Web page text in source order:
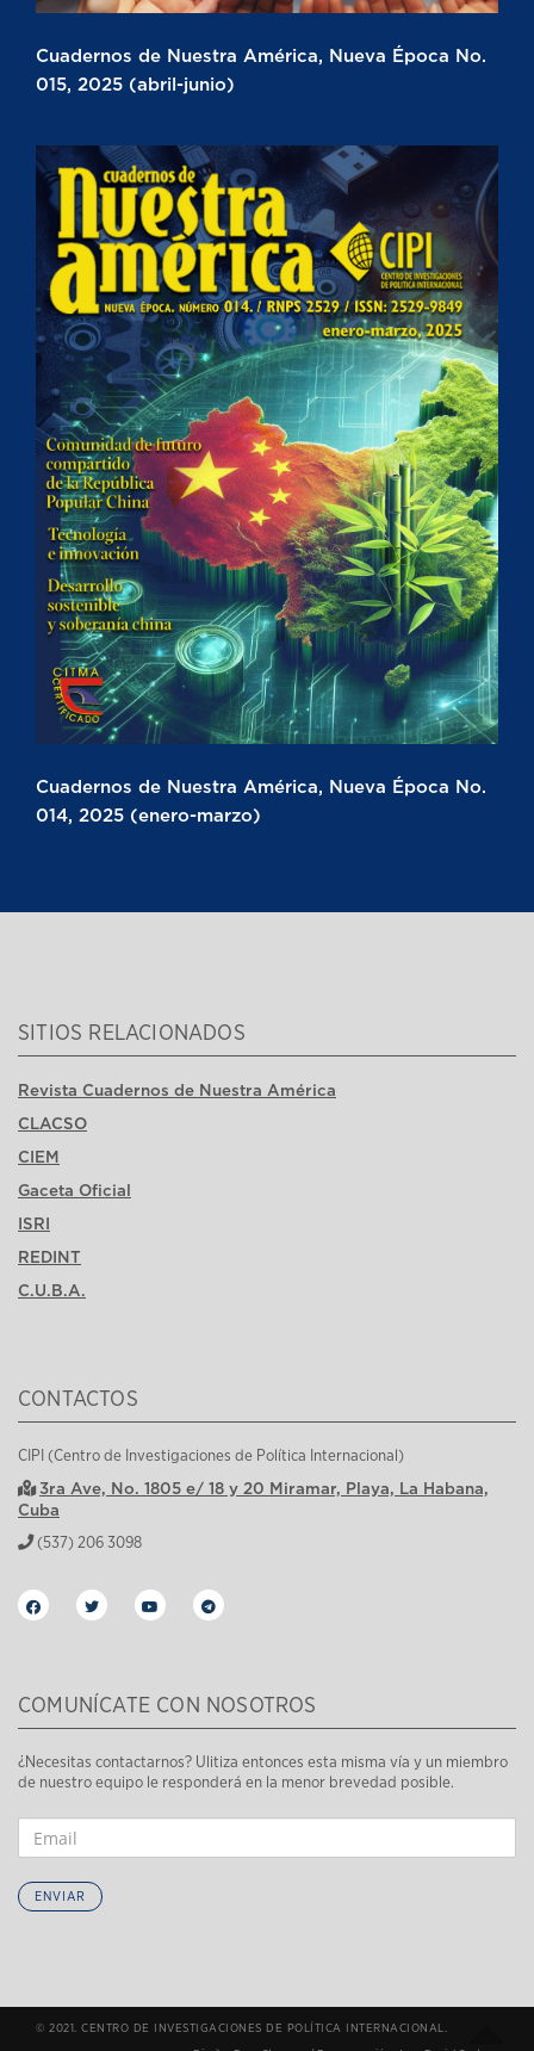
Cuadernos de Nuestra América, Nueva Época No.
015, 2025 (abril-junio)
Cuadernos de Nuestra América, Nueva Época No.
014, 2025 (enero-marzo)
SITIOS RELACIONADOS
Revista Cuadernos de Nuestra América
CLACSO
CIEM
Gaceta Oficial
ISRI
REDINT
C.U.B.A.
CONTACTOS
CIPI (Centro de Investigaciones de Política Internacional)
3ra Ave, No. 1805 e/ 18 y 20 Miramar, Playa, La Habana,
Cuba
(537) 206 3098
COMUNÍCATE CON NOSOTROS
¿Necesitas contactarnos? Ulitiza entonces esta misma vía y un miembro
de nuestro equipo le responderá en la menor brevedad posible.
ENVIAR
© 2021. CENTRO DE INVESTIGACIONES DE POLÍTICA INTERNACIONAL.